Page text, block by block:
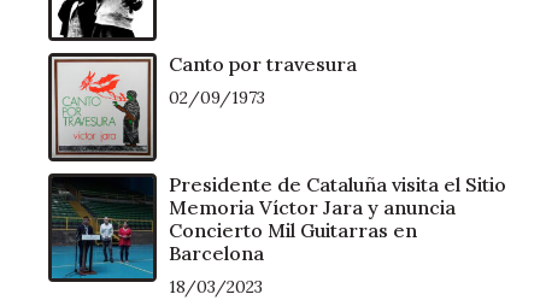
Canto por travesura
02/09/1973
Presidente de Cataluña visita el Sitio
Memoria Víctor Jara y anuncia
Concierto Mil Guitarras en
Barcelona
18/03/2023